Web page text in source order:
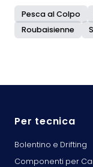
Pesca al Colpo
Roubaisienne
Per tecnica
Bolentino e Drifting
Componenti per